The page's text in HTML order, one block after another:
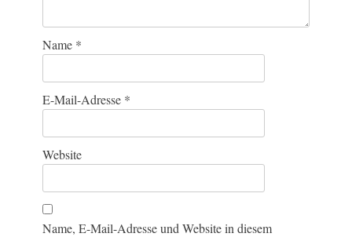
Name *
E-Mail-Adresse *
Website
Name, E-Mail-Adresse und Website in diesem